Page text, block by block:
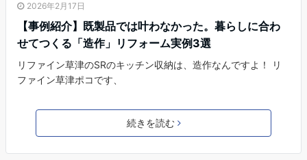
2026年2月17日
【事例紹介】既製品では叶わなかった。暮らしに合わ
せてつくる「造作」リフォーム実例3選
リファイン草津のSRのキッチン収納は、造作なんですよ！ リ
ファイン草津ポコです、
続きを読む